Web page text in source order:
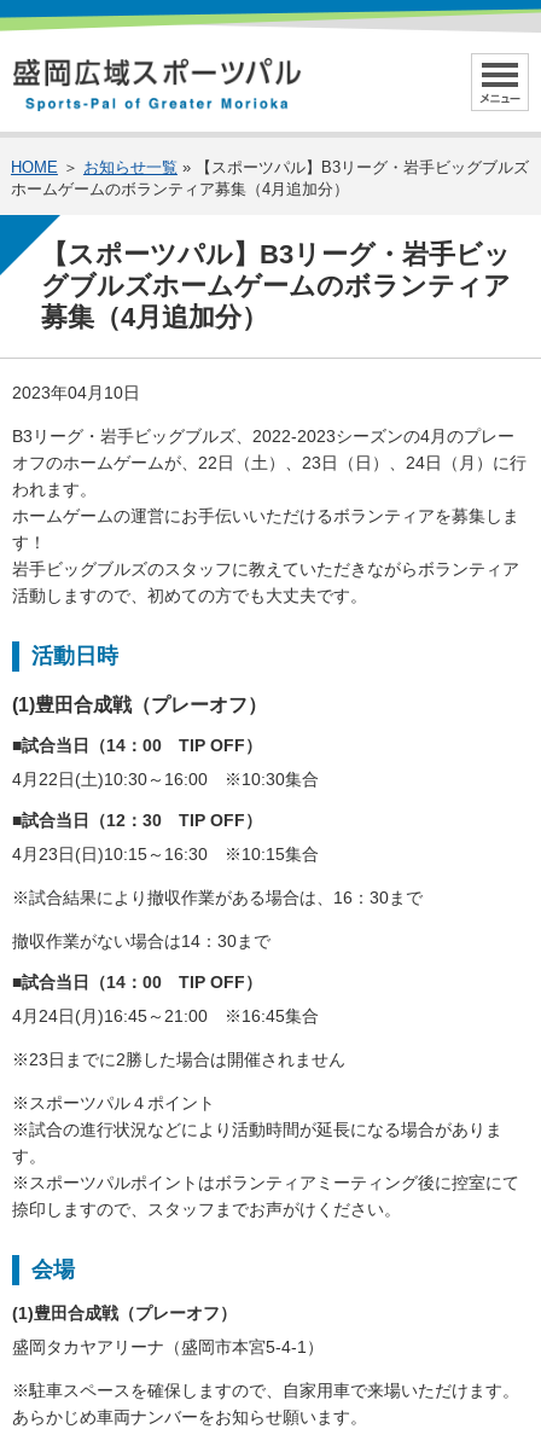
HOME＞ お知らせ一覧 » 【スポーツパル】B3リーグ・岩手ビッグブルズ
ホームゲームのボランティア募集（4月追加分）
【スポーツパル】B3リーグ・岩手ビッ
グブルズホームゲームのボランティア
募集（4月追加分）
2023年04月10日
B3リーグ・岩手ビッグブルズ、2022-2023シーズンの4月のプレー
オフのホームゲームが、22日（土）、23日（日）、24日（月）に行
われます。
ホームゲームの運営にお手伝いいただけるボランティアを募集しま
す！
岩手ビッグブルズのスタッフに教えていただきながらボランティア
活動しますので、初めての方でも大丈夫です。
活動日時
(1)豊田合成戦（プレーオフ）
■試合当日（14：00 TIP OFF）
4月22日(土)10:30～16:00 ※10:30集合
■試合当日（12：30 TIP OFF）
4月23日(日)10:15～16:30 ※10:15集合
※試合結果により撤収作業がある場合は、16：30まで
撤収作業がない場合は14：30まで
■試合当日（14：00 TIP OFF）
4月24日(月)16:45～21:00 ※16:45集合
※23日までに2勝した場合は開催されません
※スポーツパル４ポイント
※試合の進行状況などにより活動時間が延長になる場合がありま
す。
※スポーツパルポイントはボランティアミーティング後に控室にて
捺印しますので、スタッフまでお声がけください。
会場
(1)豊田合成戦（プレーオフ）
盛岡タカヤアリーナ（盛岡市本宮5-4-1）
※駐車スペースを確保しますので、自家用車で来場いただけます。
あらかじめ車両ナンバーをお知らせ願います。